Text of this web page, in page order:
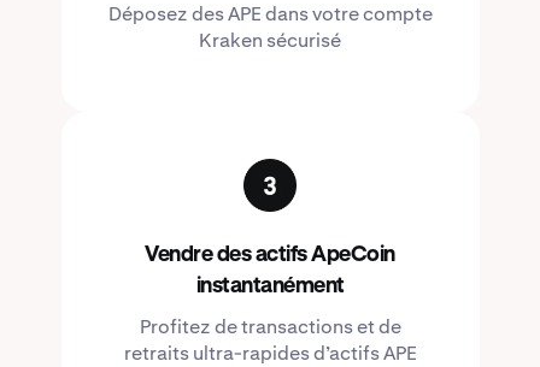
Déposez des APE dans votre compte
Kraken sécurisé
Vendre des actifs ApeCoin
instantanément
Profitez de transactions et de
retraits ultra-rapides d’actifs APE